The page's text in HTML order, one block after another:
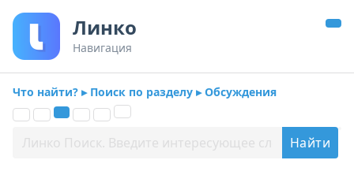
Линко
Навигация
Что найти? ▸ Поиск по разделу ▸ Обсуждения